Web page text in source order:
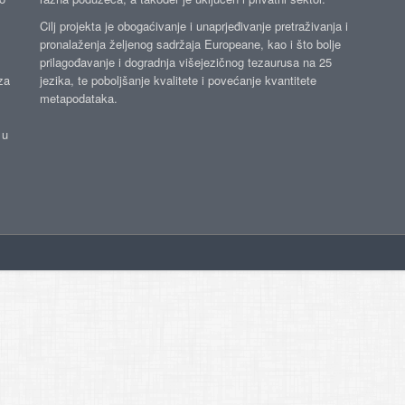
Cilj projekta je obogaćivanje i unaprjeđivanje pretraživanja i
pronalaženja željenog sadržaja Europeane, kao i što bolje
prilagođavanje i dogradnja višejezičnog tezaurusa na 25
jezika, te poboljšanje kvalitete i povećanje kvantitete
metapodataka.